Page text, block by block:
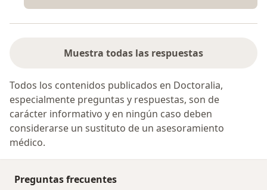
Muestra todas las respuestas
Todos los contenidos publicados en Doctoralia,
especialmente preguntas y respuestas, son de
carácter informativo y en ningún caso deben
considerarse un sustituto de un asesoramiento
médico.
Preguntas frecuentes